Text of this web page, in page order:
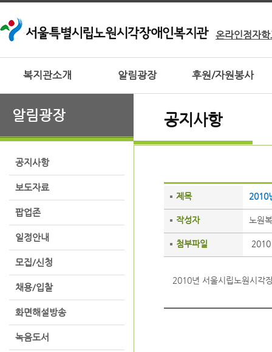
온라인점자
복지관소개 알림광장 후원/자원봉사
알림광장
공지사항
보도자료
팝업존
일정안내
모집/신청
채용/입찰
화면해설방송
녹음도서
공지사항
제목 2010
작성자 노원
첨부파일 2010
2010년 서울시립노원시각